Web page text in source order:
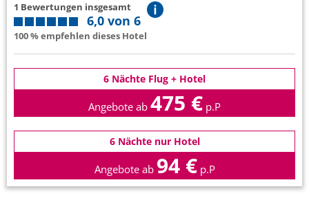
1 Bewertungen insgesamt
6,0 von 6
100 % empfehlen dieses Hotel
6 Nächte Flug + Hotel
Angebote ab 475 € p.P
6 Nächte nur Hotel
Angebote ab 94 € p.P